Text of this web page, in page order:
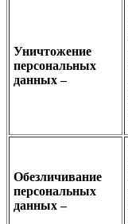
Уничтожение
персональных
данных –
Обезличивание
персональных
данных –